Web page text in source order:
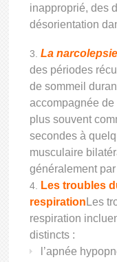
inapproprié, des
désorientation
La narcolepsie
des périodes
de sommeil
accompagnée
plus souvent
secondes à
musculaire
généralement par
Les troubles
respiration Les
respiration
distincts :
l’apnée